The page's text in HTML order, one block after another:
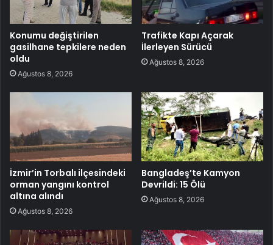
Konumu değiştirilen
gasilhane tepkilere neden
oldu
Ağustos 8, 2026
Trafikte Kapı Açarak
İlerleyen Sürücü
Ağustos 8, 2026
İzmir’in Torbalı ilçesindeki
orman yangını kontrol
altına alındı
Ağustos 8, 2026
Bangladeş’te Kamyon
Devrildi: 15 Ölü
Ağustos 8, 2026